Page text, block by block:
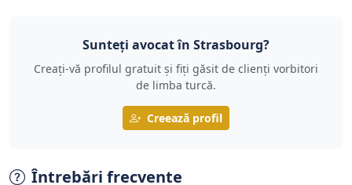
Sunteți avocat în Strasbourg?
Creați-vă profilul gratuit și fiți găsit de clienți vorbitori
de limba turcă.
Creează profil
Întrebări frecvente